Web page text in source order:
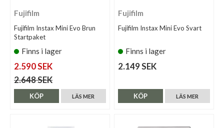
Fujifilm
Fujifilm Instax Mini Evo Brun
Startpaket
Finns i lager
2.590 SEK
2.648 SEK
LÄS MER
KÖP
Fujifilm
Fujifilm Instax Mini Evo Svart
Finns i lager
2.149 SEK
LÄS MER
KÖP